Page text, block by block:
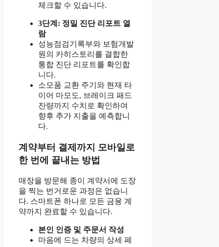
체크할 수 있습니다.
3단계: 정밀 진단 리포트 열
람
성능점검기록부와 보험개발
원의 카히스토리를 결합한
통합 진단 리포트를 확인합
니다.
소모품 교환 주기와 현재 타
이어 마모도, 브레이크 패드
잔량까지 수치로 확인하여
향후 추가 지출을 예측합니
다.
계약부터 결제까지 모바일로
한 번에 끝내는 방법
매장을 방문해 종이 계약서에 도장
을 찍는 번거로운 과정은 없습니
다. 스마트폰 하나로 모든 금융 계
약까지 완료할 수 있습니다.
본인 인증 및 주문서 작성
마음에 드는 차량의 상세 페